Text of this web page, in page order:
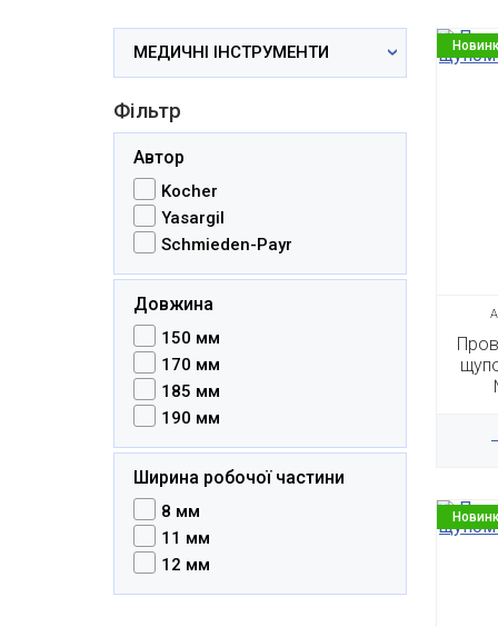
МЕДИЧНІ ІНСТРУМЕНТИ
Фільтр
Автор
Kocher
Yasargil
Schmieden-Payr
Довжина
150 мм
170 мм
185 мм
190 мм
Ширина робочої частини
8 мм
11 мм
12 мм